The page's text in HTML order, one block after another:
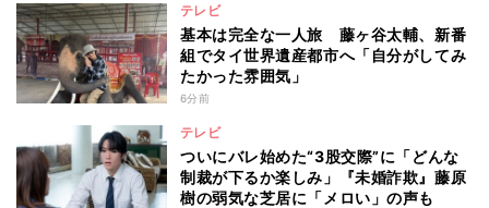
テレビ
基本は完全な一人旅 藤ヶ谷太輔、新番
組でタイ世界遺産都市へ「自分がしてみ
たかった雰囲気」
6分前
テレビ
ついにバレ始めた“3股交際”に「どんな
制裁が下るか楽しみ」『未婚詐欺』藤原
樹の弱気な芝居に「メロい」の声も